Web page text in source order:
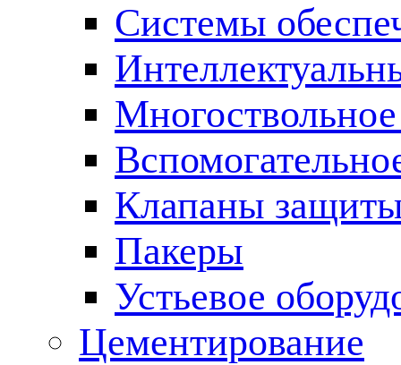
Cистемы
Клапаны
Пакеры
Устьевое
Цементирование